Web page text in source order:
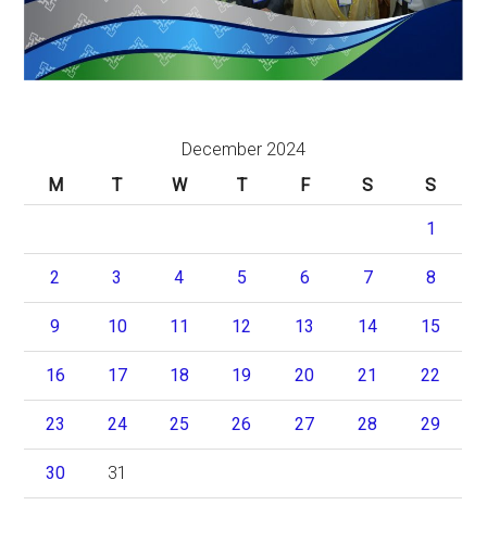
December 2024
M
T W T F S S
1
2 3 4 5 6 7 8
9 10 11 12 13 14 15
16 17 18 19 20 21 22
23 24 25 26 27 28 29
30 31